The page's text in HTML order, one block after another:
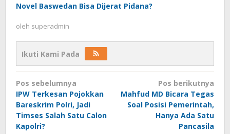
Novel Baswedan Bisa Dijerat Pidana?
oleh superadmin
Ikuti Kami Pada
Navigasi
pos
Pos sebelumnya
IPW Terkesan Pojokkan
Bareskrim Polri, Jadi
Timses Salah Satu Calon
Kapolri?
Pos berikutnya
Mahfud MD Bicara Tegas
Soal Posisi Pemerintah,
Hanya Ada Satu
Pancasila